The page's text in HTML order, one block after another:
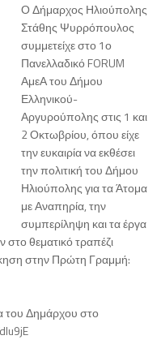
Ο Δήμαρχος Ηλιούπολης
Στάθης Ψυρρόπουλος
συμμετείχε στο 1ο
Πανελλαδικό FORUM
ΑμεΑ του Δήμου
Ελληνικού-
Αργυρούπολης στις 1 και
2 Οκτωβρίου, όπου είχε
την ευκαιρία να εκθέσει
την πολιτική του Δήμου
Ηλιούπολης για τα Άτομα
με Αναπηρία, την
συμπερίληψη και τα έργα
θεματικό τραπέζι
στην Πρώτη Γραμμή:
του Δημάρχου στο